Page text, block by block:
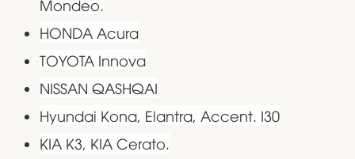
Mondeo.
HONDA Acura
TOYOTA Innova
NISSAN QASHQAI
Hyundai Kona, Elantra, Accent. I30
KIA K3, KIA Cerato.